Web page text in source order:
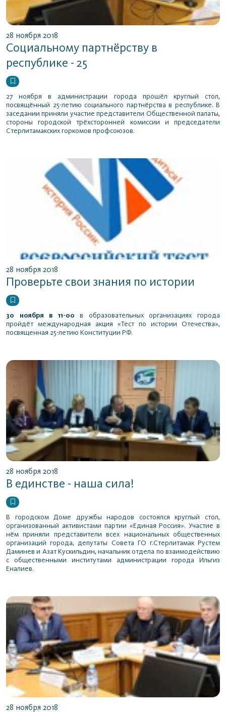
28 ноября 2018
Социальному партнёрству в
республике - 25
27 ноября в администрации города прошёл круглый стол,
посвящённый 25-летию социального партнёрства в республике. В
заседании приняли участие представители Общественной палаты,
стороны городской трёхсторонней комиссии и председатели
Стерлитамакских горкомов профсоюзов.
28 ноября 2018
Проверьте свои знания по истории
30 ноября в 11-00 в образовательных организациях города
пройдёт международная акция «Тест по истории Отечества»,
посвященная 25-летию Конституции РФ.
28 ноября 2018
В единстве - наша сила!
В городском Доме дружбы народов состоялся круглый стол,
организованный активистами партии «Единая Россия». Участие в
нём приняли представители всех национальных общественных
организаций города, депутаты Совета ГО г.Стерлитамак Рустем
Даминев и Азат Кускильдин, начальник отдела по взаимодействию
с общественными институтами администрации города Ильгиз
Еналиев.
28 ноября 2018